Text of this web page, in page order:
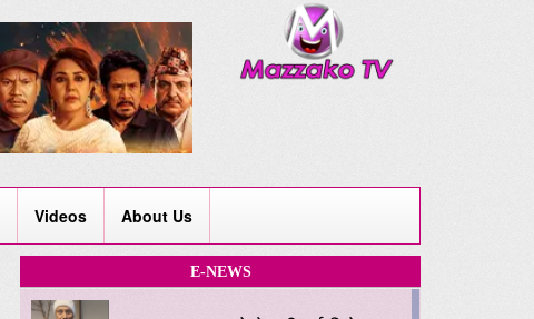
Videos About Us
E-NEWS